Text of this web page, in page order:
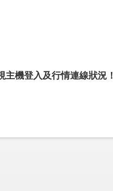
主機登入及行情連線狀況！